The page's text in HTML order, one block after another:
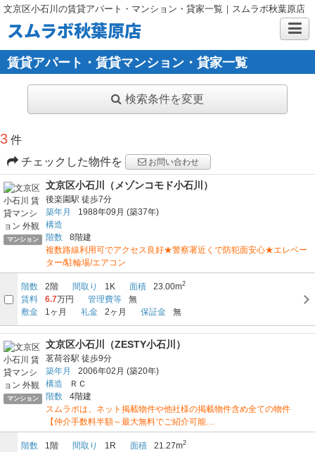
文京区小石川の賃貸アパート・マンション・貸家一覧｜スムラボ秋葉原店
スムラボ秋葉原店
賃貸アパート・賃貸マンション・貸家一覧
検索条件を変更
3 件
チェックした物件を
お問い合わせ
マンション
文京区小石川（メゾンコモド小石川）
後楽園駅 徒歩7分
築年月
1988年09月 (築37年)
構造
階数
8階建
複数路線利用可でアクセス良好★警察署近くで防犯面安心★エレベー
ター/駐輪場/エアコン
階数 2階 間取り 1K 面積 23.00m2
賃料 6.7万円 管理費等
無
敷金
1ヶ月 礼金 2ヶ月 保証金 無
マンション
文京区小石川（ZESTY小石川）
茗荷谷駅 徒歩9分
築年月
2006年02月 (築20年)
構造
ＲＣ
階数
4階建
スムラボは、ネット掲載物件や他社様の掲載物件含め全ての物件
【仲介手数料半額～最大無料でご紹介可能…
階数 1階 間取り 1R 面積 21.27m2